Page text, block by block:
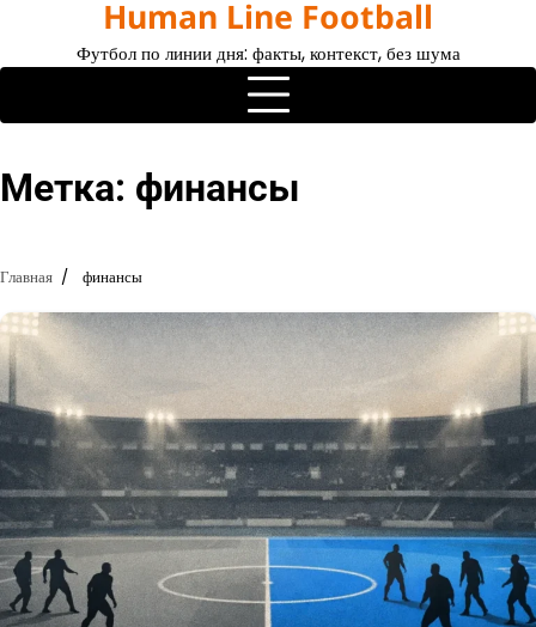
содержимому
Human Line Football
Футбол по линии дня: факты, контекст, без шума
Метка: финансы
Главная финансы